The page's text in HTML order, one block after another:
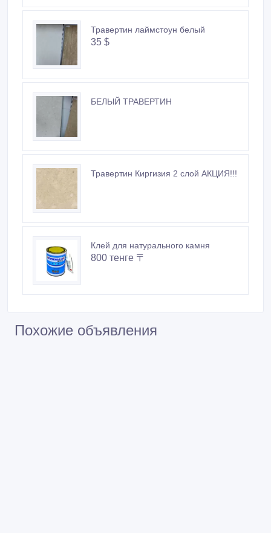
Травертин лаймстоун белый
35 $
БЕЛЫЙ ТРАВЕРТИН
Травертин Киргизия 2 слой АКЦИЯ!!!
Клей для натурального камня
800 тенге 〒
Похожие объявления